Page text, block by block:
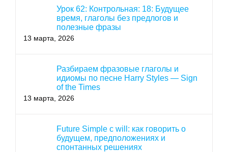
Урок 62: Контрольная: 18: Будущее
время, глаголы без предлогов и
полезные фразы
13 марта, 2026
Разбираем фразовые глаголы и
идиомы по песне Harry Styles — Sign
of the Times
13 марта, 2026
Future Simple с will: как говорить о
будущем, предположениях и
спонтанных решениях